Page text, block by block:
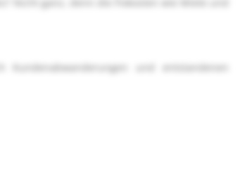
und entstandenen